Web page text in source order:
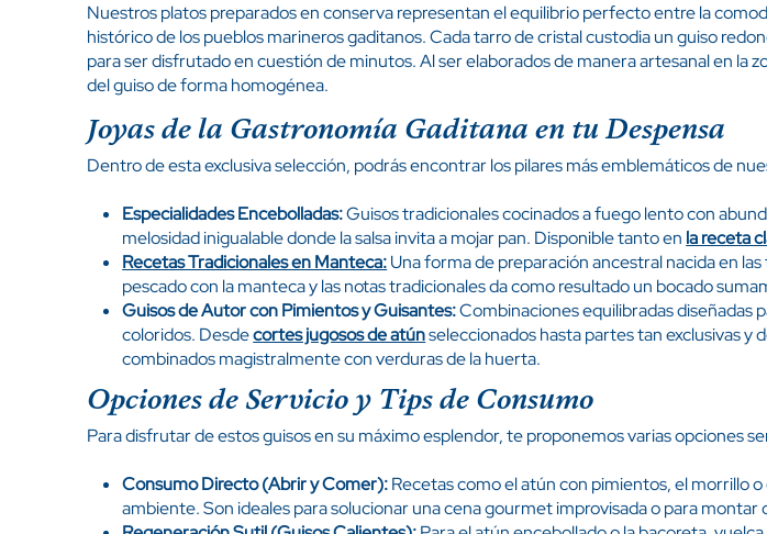
Nuestros platos preparados en conserva representan el equilibrio perfecto entre la
histórico de los pueblos marineros gaditanos. Cada tarro de cristal custodia un guiso
para ser disfrutado en cuestión de minutos. Al ser elaborados de manera artesanal en
del guiso de forma homogénea.
Joyas de la Gastronomía Gaditana en tu Despensa
Dentro de esta exclusiva selección, podrás encontrar los pilares más emblemáticos de
Especialidades Encebolladas:Guisos tradicionales cocinados a fuego lento con
melosidad inigualable donde la salsa invita a mojar pan. Disponible tanto en la receta
Recetas Tradicionales en Manteca:Una forma de preparación ancestral nacida en
pescado con la manteca y las notas tradicionales da como resultado un bocado
Guisos de Autor con Pimientos y Guisantes:Combinaciones equilibradas diseñadas
coloridos. Desdecortes jugosos de atúnseleccionados hasta partes tan exclusivas y
combinados magistralmente con verduras de la huerta.
Opciones de Servicio y Tips de Consumo
Para disfrutar de estos guisos en su máximo esplendor, te proponemos varias opciones
Consumo Directo (Abrir y Comer):Recetas como el atún con pimientos, el morrillo
ambiente. Son ideales para solucionar una cena gourmet improvisada o para